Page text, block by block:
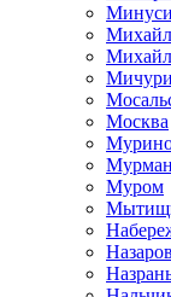
Москва
Муром